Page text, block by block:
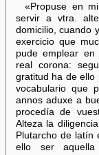
«Propuse en
servir a vtra.
domicilio, cuando
exercicio que
pude emplear en
real corona:
gratitud ha de ello
vocabulario que
annos aduxe a
procedía de
Alteza la
Plutarcho de latín
ello ser aquella